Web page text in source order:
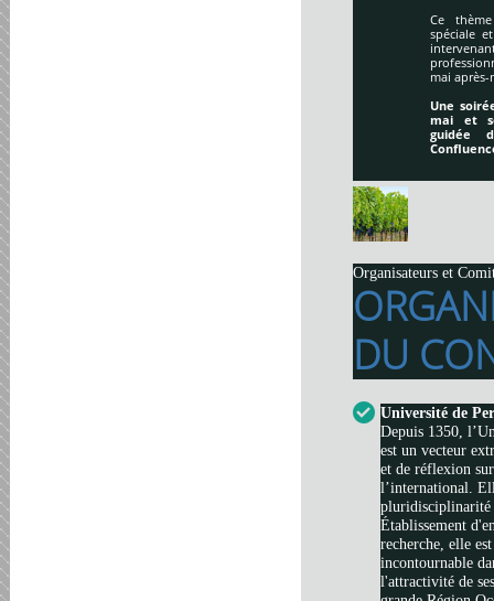
Ce
spéciale
mai
Une
mai et
guidée
Organisateurs et
DU
Université de
Depuis 1350,
est un vecteur
et de réflexion
l’international.
pluridisciplinarité
Établissement
recherche, elle
incontournable
l'attractivité de